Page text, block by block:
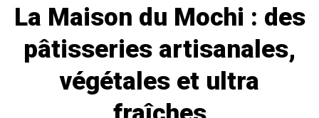
La Maison du Mochi : des
pâtisseries artisanales,
végétales et ultra